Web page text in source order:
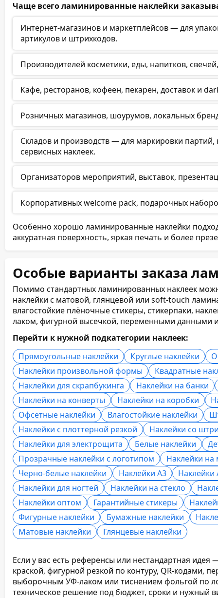
Чаще всего ламинированные наклейки
Интернет-магазинов и маркетплейсов — для
артикулов и штрихкодов.
Производителей косметики, еды, напитков,
Кафе, ресторанов, кофеен, пекарен, доставок и
Розничных магазинов, шоурумов, локальных
Складов и производств — для маркировки
сервисных наклеек.
Организаторов мероприятий, выставок,
Корпоративных welcome pack, подарочных
Особенно хорошо ламинированные наклейки
аккуратная поверхность, яркая печать и более
Особые варианты заказа
Помимо стандартных ламинированных наклеек
наклейки с матовой, глянцевой или soft-touch
влагостойкие плёночные стикеры, стикерпаки,
лаком, фигурной высечкой, переменными данными
Перейти к нужной подкатегории наклеек:
Прямоугольные наклейки
Круглые наклейки
Наклейки произвольной формы
Квадратные
Наклейки для скрапбукинга
Наклейки на банки
Наклейки на конверты
Наклейки на коробки
Офсетные наклейки
Влагостойкие наклейки
Наклейки с плоттерной резкой
Наклейки со
Наклейки для электрощита
Белые наклейки
Прозрачные наклейки с логотипом
Наклейки
Черно-белые наклейки
Наклейки А3
Наклейки
Наклейки для ногтей
Наклейки на стекло
Наклейки оптом
Гарантийные стикеры
Фигурные наклейки
Бумажные наклейки
Матовые наклейки
Глянцевые наклейки
Если у вас есть референсы или нестандартная
краской, фигурной резкой по контуру, QR-
выборочным УФ-лаком или тиснением фольгой по
техническое решение под бюджет, сроки и нужный